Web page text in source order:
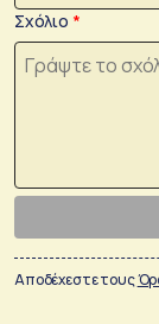
Σχόλιο
Αποδέχεστε τους